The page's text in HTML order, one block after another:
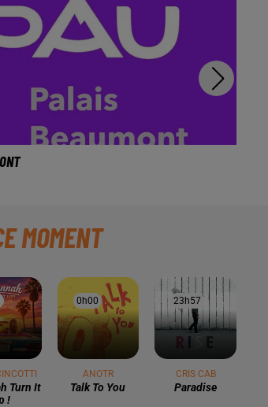
DES PYRÉNÉES
MOMENT
Turn It
!
0h00
0h00
ANOTR
Talk To You
23h57
23h57
CRIS CAB
Paradise